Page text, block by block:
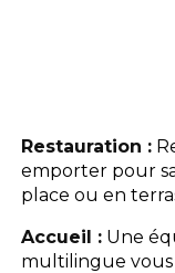
Restauration :
emporter pour
place ou en
Accueil : Une
multilingue vous